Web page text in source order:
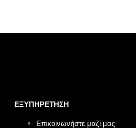
ΕΞΥΠΗΡΕΤΗΣΗ
Επικοινωνήστε μαζί μας